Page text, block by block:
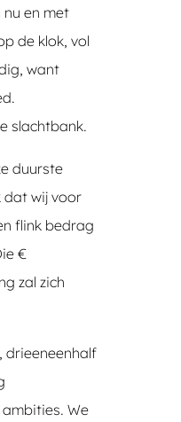
en met
de klok, vol
want
slachtbank.
duurste
dat wij voor
flink bedrag
€
zal zich
drieeneenhalf
We